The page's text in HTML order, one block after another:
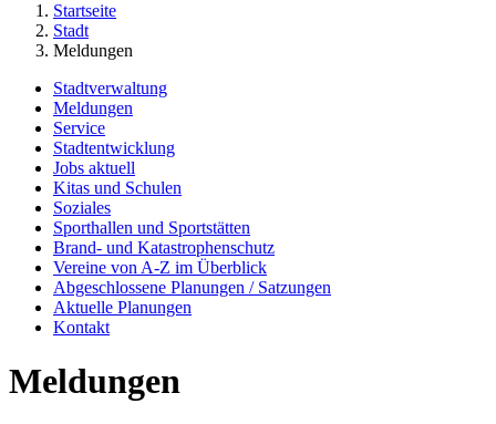
Startseite
Stadt
Meldungen
Stadtverwaltung
Meldungen
Service
Stadtentwicklung
Jobs aktuell
Kitas und Schulen
Soziales
Sporthallen und Sportstätten
Brand- und Katastrophenschutz
Vereine von A-Z im Überblick
Abgeschlossene Planungen / Satzungen
Aktuelle Planungen
Kontakt
Meldungen